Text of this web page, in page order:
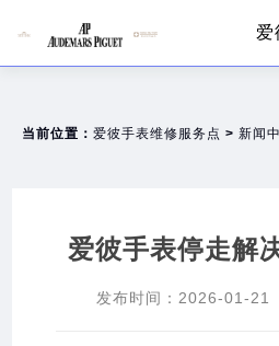
爱
当前位置： 爱彼手表维修服务点 > 新闻
爱彼手表停走解
发布时间： 2026-01-21